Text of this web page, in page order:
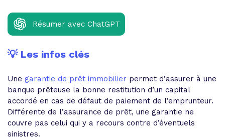
Résumer avec ChatGPT
💡 Les infos clés
Une garantie de prêt immobilier permet d’assurer à une
banque prêteuse la bonne restitution d’un capital
accordé en cas de défaut de paiement de l’emprunteur.
Différente de l’assurance de prêt, une garantie ne
couvre pas celui qui y a recours contre d’éventuels
sinistres.